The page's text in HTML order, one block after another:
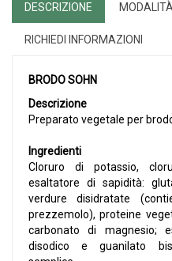
DESCRIZIONE
RICHIEDI INFORMAZIONI
BRODO SOHN
Descrizione
Preparato vegetale per
Ingredienti
Cloruro di potassio,
esaltatore di sapidità:
verdure disidratate
prezzemolo), proteine
carbonato di magnesio;
disodico e guanilato